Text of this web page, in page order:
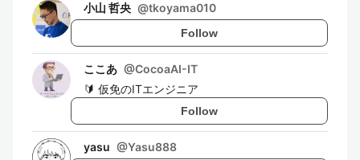
小山 哲央 @tkoyama010
Follow
ここあ @CocoaAI-IT
🔰 仮免のITエンジニア
Follow
yasu @Yasu888